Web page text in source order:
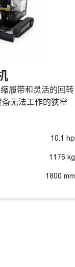
履带和灵活的回转
无法工作的狭窄
10.1 hp
1176 kg
1800 mm